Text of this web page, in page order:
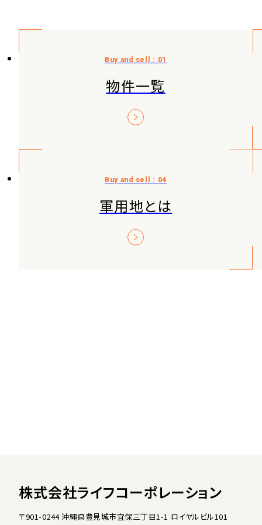
物件一覧
軍用地とは
株式会社ライフコーポレーション
〒901-0244 沖縄県豊見城市宜保三丁目1-1 ロイヤルビル101